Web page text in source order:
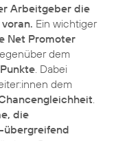
Arbeitgeber die
Ein wichtiger
Net Promoter
dem
. Dabei
dem
die
übergreifend